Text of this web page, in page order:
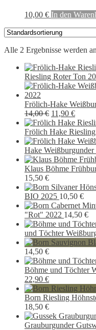
10,00 € In den
Alle 2 Ergebnisse werden
Riesling Roter Ton
Frölich-Hake
14,00€ Ursprünglicher
Preis
war:
14,00 €
11,90 €
Preis
ist:
11,90
Frölich Hake
Hake
Klaus Böhme
15,50 €
BIO 2025 10,50 €
"Rot" 2022 14,50 €
und Töchter
14,50 €
Böhme und Töchter
Ursprünglicher
Preis
war:
25,90 €
22,90 €Aktueller
Preis
ist:
22,90 €.
Born Riesling
18,50 €
Grauburgunder